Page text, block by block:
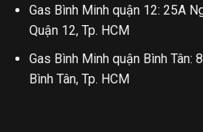
Gas Bình Minh quận 12: 25A
Quận 12, Tp. HCM
Gas Bình Minh quận Bình Tân:
Bình Tân, Tp. HCM